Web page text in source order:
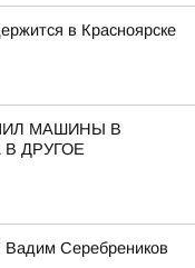
в Красноярске
МАШИНЫ В
ДРУГОЕ
Вадим Серебреников